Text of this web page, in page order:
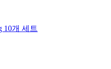
10개 세트